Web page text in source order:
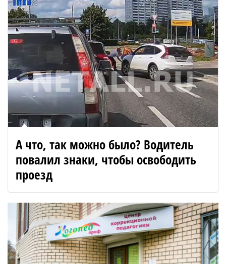
А что, так можно было? Водитель
повалил знаки, чтобы освободить
проезд